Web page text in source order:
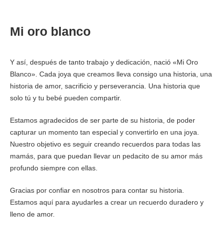
Mi oro blanco
Y así, después de tanto trabajo y dedicación, nació «Mi Oro
Blanco». Cada joya que creamos lleva consigo una historia, una
historia de amor, sacrificio y perseverancia. Una historia que
solo tú y tu bebé pueden compartir.
Estamos agradecidos de ser parte de su historia, de poder
capturar un momento tan especial y convertirlo en una joya.
Nuestro objetivo es seguir creando recuerdos para todas las
mamás, para que puedan llevar un pedacito de su amor más
profundo siempre con ellas.
Gracias por confiar en nosotros para contar su historia.
Estamos aquí para ayudarles a crear un recuerdo duradero y
lleno de amor.